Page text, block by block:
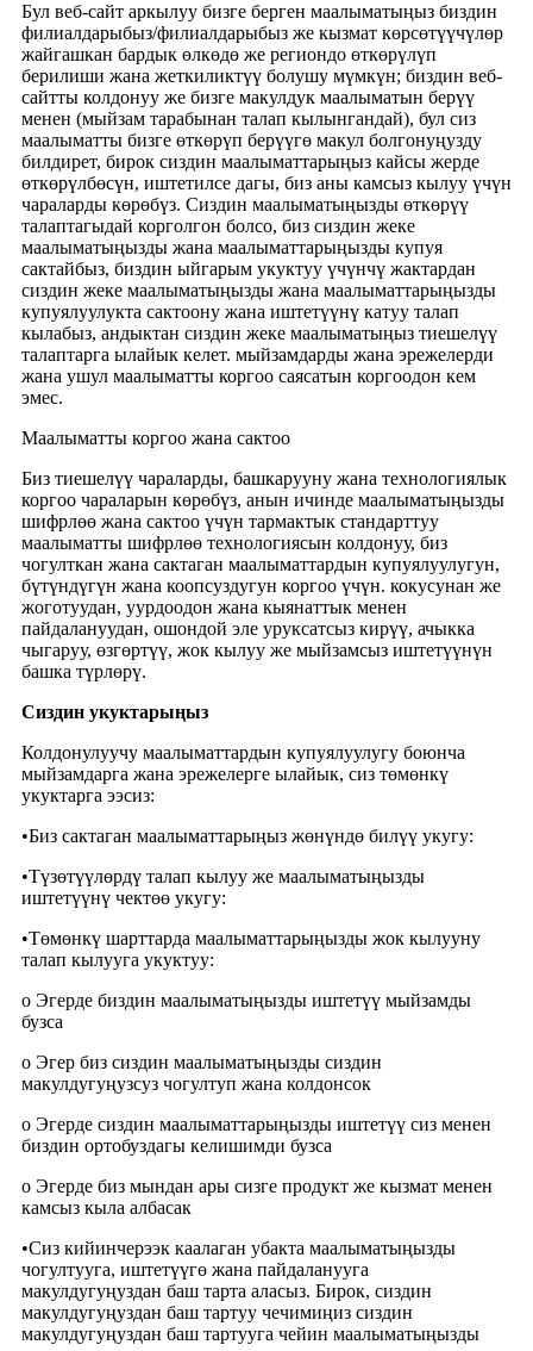
Бул веб-сайт аркылуу бизге берген маалыматыңыз биздин
филиалдарыбыз/филиалдарыбыз же кызмат көрсөтүүчүлөр
жайгашкан бардык өлкөдө же региондо өткөрүлүп
берилиши жана жеткиликтүү болушу мүмкүн; биздин веб-
сайтты колдонуу же бизге макулдук маалыматын берүү
менен (мыйзам тарабынан талап кылынгандай), бул сиз
маалыматты бизге өткөрүп берүүгө макул болгонуңузду
билдирет, бирок сиздин маалыматтарыңыз кайсы жерде
өткөрүлбөсүн, иштетилсе дагы, биз аны камсыз кылуу үчүн
чараларды көрөбүз. Сиздин маалыматыңызды өткөрүү
талаптагыдай корголгон болсо, биз сиздин жеке
маалыматыңызды жана маалыматтарыңызды купуя
сактайбыз, биздин ыйгарым укуктуу үчүнчү жактардан
сиздин жеке маалыматыңызды жана маалыматтарыңызды
купуялуулукта сактоону жана иштетүүнү катуу талап
кылабыз, андыктан сиздин жеке маалыматыңыз тиешелүү
талаптарга ылайык келет. мыйзамдарды жана эрежелерди
жана ушул маалыматты коргоо саясатын коргоодон кем
эмес.
Маалыматты коргоо жана сактоо
Биз тиешелүү чараларды, башкарууну жана технологиялык
коргоо чараларын көрөбүз, анын ичинде маалыматыңызды
шифрлөө жана сактоо үчүн тармактык стандарттуу
маалыматты шифрлөө технологиясын колдонуу, биз
чогулткан жана сактаган маалыматтардын купуялуулугун,
бүтүндүгүн жана коопсуздугун коргоо үчүн. кокусунан же
жоготуудан, уурдоодон жана кыянаттык менен
пайдалануудан, ошондой эле уруксатсыз кирүү, ачыкка
чыгаруу, өзгөртүү, жок кылуу же мыйзамсыз иштетүүнүн
башка түрлөрү.
Сиздин укуктарыңыз
Колдонулуучу маалыматтардын купуялуулугу боюнча
мыйзамдарга жана эрежелерге ылайык, сиз төмөнкү
укуктарга ээсиз:
•Биз сактаган маалыматтарыңыз жөнүндө билүү укугу:
•Түзөтүүлөрдү талап кылуу же маалыматыңызды
иштетүүнү чектөө укугу:
•Төмөнкү шарттарда маалыматтарыңызды жок кылууну
талап кылууга укуктуу:
o Эгерде биздин маалыматыңызды иштетүү мыйзамды
бузса
o Эгер биз сиздин маалыматыңызды сиздин
макулдугуңузсуз чогултуп жана колдонсок
o Эгерде сиздин маалыматтарыңызды иштетүү сиз менен
биздин ортобуздагы келишимди бузса
o Эгерде биз мындан ары сизге продукт же кызмат менен
камсыз кыла албасак
•Сиз кийинчерээк каалаган убакта маалыматыңызды
чогултууга, иштетүүгө жана пайдаланууга
макулдугуңуздан баш тарта аласыз. Бирок, сиздин
макулдугуңуздан баш тартуу чечимиңиз сиздин
макулдугуңуздан баш тартууга чейин маалыматыңызды